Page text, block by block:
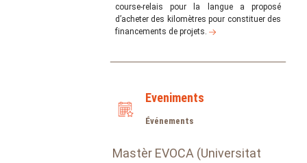
course-relais pour la langue a proposé
d’acheter des kilomètres pour constituer des
financements de projets.
Eveniments
Événements
Mastèr EVOCA (Universitat